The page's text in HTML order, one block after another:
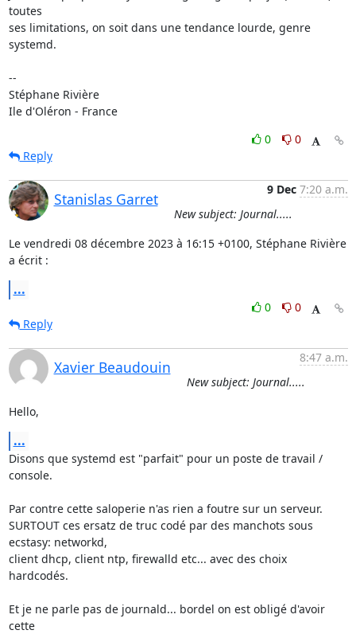
toutes
ses limitations, on soit dans une tendance lourde, genre
systemd.
--
Stéphane Rivière
Ile d'Oléron - France
0
0
Reply
Stanislas Garret
9 Dec 7:20 a.m.
New subject: Journal.....
Le vendredi 08 décembre 2023 à 16:15 +0100, Stéphane Rivière
a écrit :
...
0
0
Reply
Xavier Beaudouin
8:47 a.m.
New subject: Journal.....
Hello,
...
Disons que systemd est "parfait" pour un poste de travail /
console.
Par contre cette saloperie n'as rien a foutre sur un serveur.
SURTOUT ces ersatz de truc codé par des manchots sous
ecstasy: networkd,
client dhcp, client ntp, firewalld etc... avec des choix
hardcodés.
Et je ne parle pas de journald... bordel on est obligé d'avoir
cette